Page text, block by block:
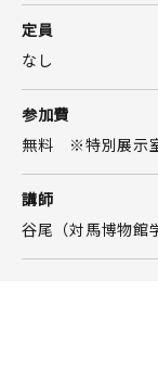
定員
なし
参加費
無料 ※特別展示室
講師
谷尾（対馬博物館